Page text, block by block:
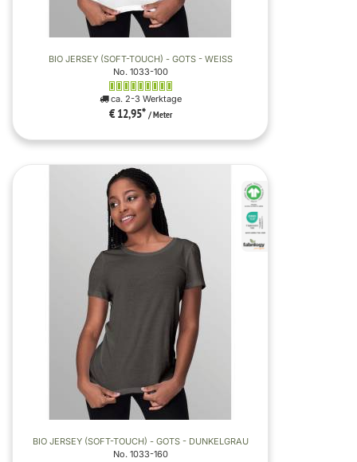
BIO JERSEY (SOFT-TOUCH) - GOTS - WEISS
No. 1033-100
ca. 2-3 Werktage
€ 12,95* / Meter
BIO JERSEY (SOFT-TOUCH) - GOTS - DUNKELGRAU
No. 1033-160